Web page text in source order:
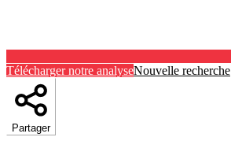
Télécharger notre analyseNouvelle recherche
Partager